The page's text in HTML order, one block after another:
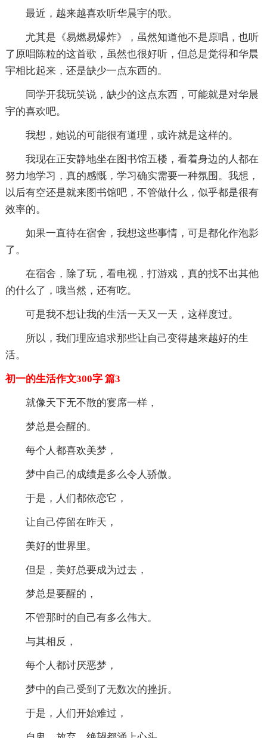
最近，越来越喜欢听华晨宇的歌。
尤其是《易燃易爆炸》，虽然知道他不是原唱，也听
了原唱陈粒的这首歌，虽然也很好听，但总是觉得和华晨
宇相比起来，还是缺少一点东西的。
同学开我玩笑说，缺少的这点东西，可能就是对华晨
宇的喜欢吧。
我想，她说的可能很有道理，或许就是这样的。
我现在正安静地坐在图书馆五楼，看着身边的人都在
努力地学习，真的感慨，学习确实需要一种氛围。我想，
以后有空还是就来图书馆吧，不管做什么，似乎都是很有
效率的。
如果一直待在宿舍，我想这些事情，可是都化作泡影
了。
在宿舍，除了玩，看电视，打游戏，真的找不出其他
的什么了，哦当然，还有吃。
可是我不想让我的生活一天又一天，这样度过。
所以，我们理应追求那些让自己变得越来越好的生
活。
初一的生活作文300字 篇3
就像天下无不散的宴席一样，
梦总是会醒的。
每个人都喜欢美梦，
梦中自己的成绩是多么令人骄傲。
于是，人们都依恋它，
让自己停留在昨天，
美好的世界里。
但是，美好总要成为过去，
梦总是要醒的，
不管那时的自己有多么伟大。
与其相反，
每个人都讨厌恶梦，
梦中的自己受到了无数次的挫折。
于是，人们开始难过，